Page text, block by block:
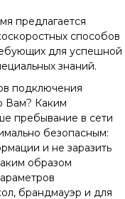
предлагается
способов
для успешной
знаний.
подключения
Вам? Каким
пребывание в сети
безопасным:
и не заразить
образом
брандмауэр и для